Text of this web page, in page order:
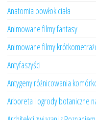
Anatomia powłok ciała
Animowane filmy fantasy
Animowane filmy
Antyfaszyści
Antygeny różnicowania
Arboreta i ogrody botaniczne